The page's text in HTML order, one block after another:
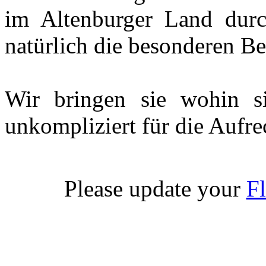
im Altenburger Land
natürlich die besonderen
Wir bringen sie wohin
unkompliziert für die
Please update your